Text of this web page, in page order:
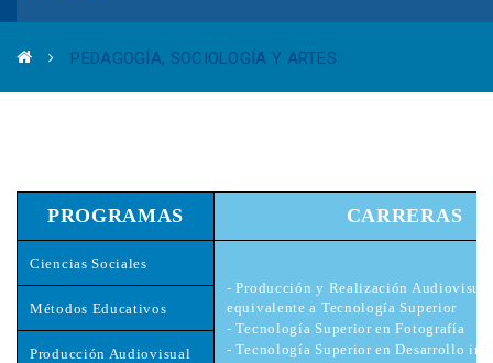
PEDAGOGÍA, SOCIOLOGÍA Y ARTES
PROGRAMAS CARRERAS
Ciencias Sociales
- Producción y Realización
equivalente a Tecnología Superior
- Tecnología Superior en Fotografía
- Tecnología Superior en Desarrollo
Métodos Educativos
Producción Audiovisual